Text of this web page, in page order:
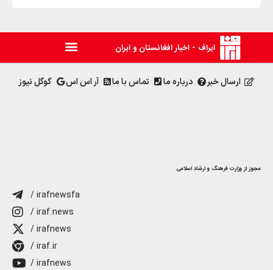
ایراف - اخبار افغانستان و ایران
ارسال خبر درباره ما تماس با ما آر اس اس گوگل نیوز
مجوز از وزارت فرهنگ و ارشاد اسلامی
/ irafnewsfa
/ iraf.news
/ irafnews
/ iraf.ir
/ irafnews